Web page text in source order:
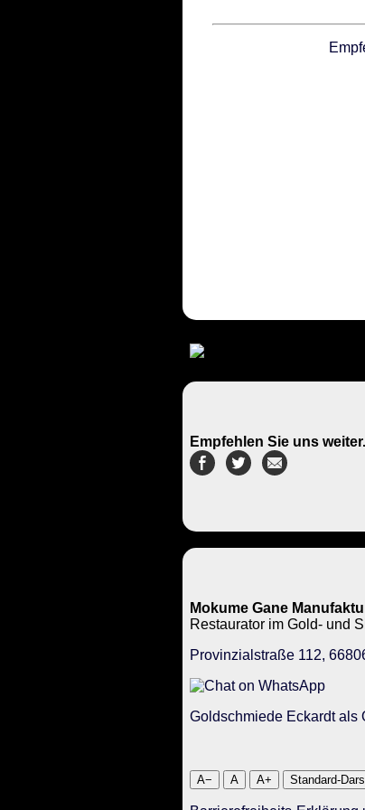
Empfehlen Sie uns
Mokume Gane
Restaurator im Gold- und
Provinzialstraße 112,
Goldschmiede Eckardt als
A− A A+ Standard-